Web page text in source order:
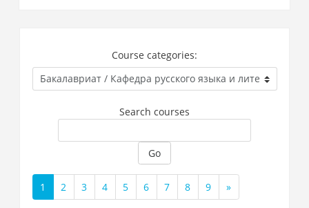
Course categories:
Search courses
Go
1
(current)
2 3 4 5 6 7 8 9
»
Next